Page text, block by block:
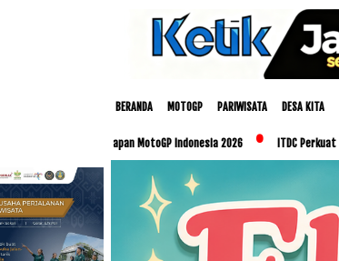
BERANDA MOTOGP PARIWISATA DESA KITA
MotoGP Indonesia 2026 ITDC Perkuat Talenta Lokal dan